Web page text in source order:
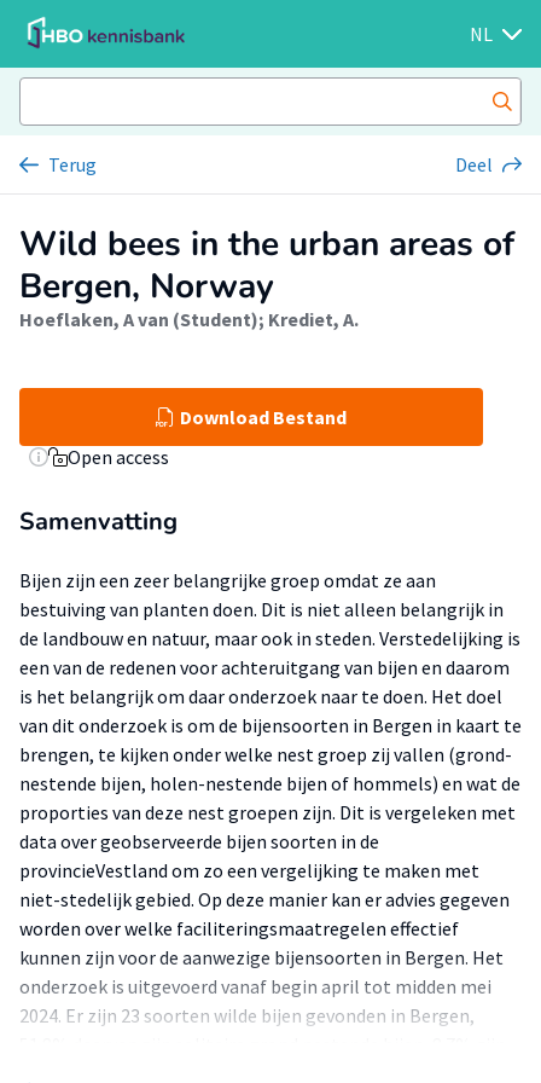
NL
Terug Deel
Wild bees in the urban areas of
Bergen, Norway
Hoeflaken, A van (Student); Krediet, A.
Download Bestand
Open access
Samenvatting
Bijen zijn een zeer belangrijke groep omdat ze aan
bestuiving van planten doen. Dit is niet alleen belangrijk in
de landbouw en natuur, maar ook in steden. Verstedelijking is
een van de redenen voor achteruitgang van bijen en daarom
is het belangrijk om daar onderzoek naar te doen. Het doel
van dit onderzoek is om de bijensoorten in Bergen in kaart te
brengen, te kijken onder welke nest groep zij vallen (grond-
nestende bijen, holen-nestende bijen of hommels) en wat de
proporties van deze nest groepen zijn. Dit is vergeleken met
data over geobserveerde bijen soorten in de
provincieVestland om zo een vergelijking te maken met
niet-stedelijk gebied. Op deze manier kan er advies gegeven
worden over welke faciliteringsmaatregelen effectief
kunnen zijn voor de aanwezige bijensoorten in Bergen. Het
onderzoek is uitgevoerd vanaf begin april tot midden mei
2024. Er zijn 23 soorten wilde bijen gevonden in Bergen,